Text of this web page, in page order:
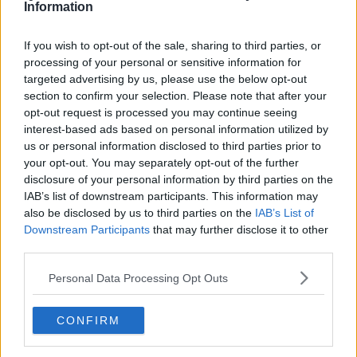
Information
If you wish to opt-out of the sale, sharing to third parties, or
processing of your personal or sensitive information for
targeted advertising by us, please use the below opt-out
section to confirm your selection. Please note that after your
opt-out request is processed you may continue seeing
interest-based ads based on personal information utilized by
us or personal information disclosed to third parties prior to
your opt-out. You may separately opt-out of the further
disclosure of your personal information by third parties on the
IAB’s list of downstream participants. This information may
also be disclosed by us to third parties on the IAB’s List of
Downstream Participants that may further disclose it to other
Personal Data Processing Opt Outs
CONFIRM
mentre per upgrade andrebbe benissimo aggiornamento ma
like, la tenerezza lascia spazio alla compassione se non al
disprezzo. Tipo quando sento dire "fuck off" al posto del nostro
stupendovaffanculo.
Leggo di figure importanti, dedite ad un lavoro faticoso come gli
assistenti di persone anziane con Alzheimer o altre malattie
degenerative. A volte si tratta di professionisti, altre di familiari:
incontrano difficoltà nel pesantissimo lavoro quotidiano, ricevono
poco supporto, spesso sono lasciati
da soli
. Dovremmo conoscerli
e farli conoscere, valorizzarli, sostenerli nella loro missione ma loro
li chiamano “caregivers”. Non assistenti, badanti, “donatori di sé
Caregivers.Un esercito di invisibili.
Se vuoi leggere le notizie principali della Toscana iscriviti alla